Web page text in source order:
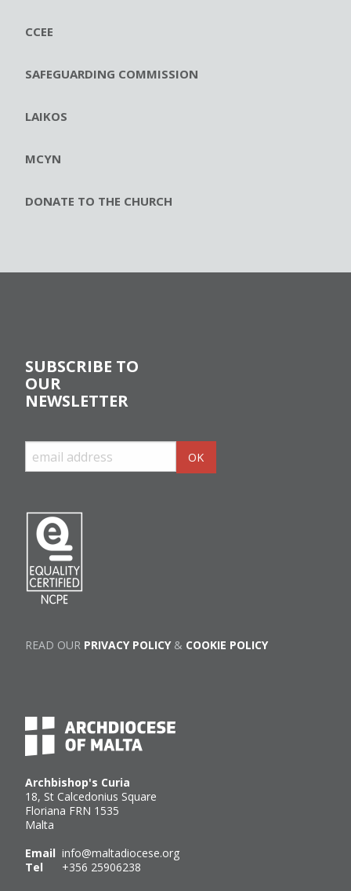
CCEE
SAFEGUARDING COMMISSION
LAIKOS
MCYN
DONATE TO THE CHURCH
Archbishop's Curia
18, St Calcedonius Square
Floriana FRN 1535
Malta
Email info@maltadiocese.org
Tel +356 25906238
SUBSCRIBE TO
OUR
NEWSLETTER
READ OUR PRIVACY POLICY& COOKIE POLICY